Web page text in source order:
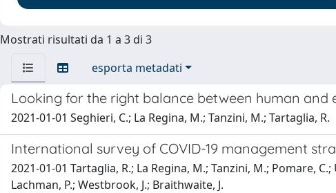
Mostrati risultati da 1 a 3 di 3
esporta metadati
Looking for the right balance between human and
2021-01-01 Seghieri, C.; La Regina, M.; Tanzini, M.; Tartaglia, R.
International survey of COVID-19 management
2021-01-01 Tartaglia, R.; La Regina, M.; Tanzini, M.; Pomare,
Lachman, P.; Westbrook, J.; Braithwaite, J.